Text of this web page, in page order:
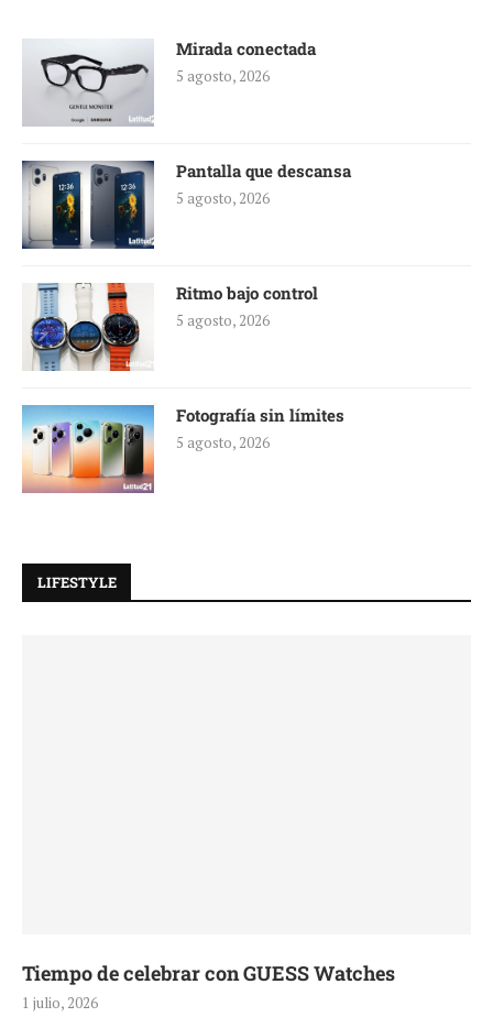
Mirada conectada
5 agosto, 2026
Pantalla que descansa
5 agosto, 2026
Ritmo bajo control
5 agosto, 2026
Fotografía sin límites
5 agosto, 2026
LIFESTYLE
Tiempo de celebrar con GUESS Watches
1 julio, 2026